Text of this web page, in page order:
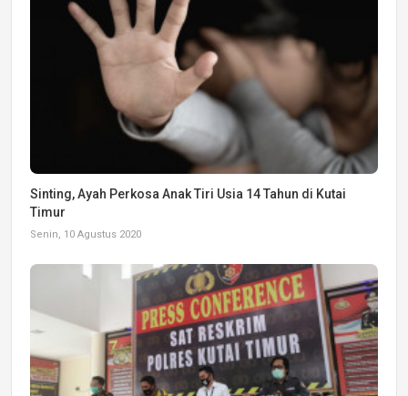
Sinting, Ayah Perkosa Anak Tiri Usia 14 Tahun di Kutai
Timur
Senin, 10 Agustus 2020